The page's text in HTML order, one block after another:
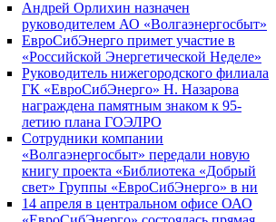
Андрей Орлихин назначен
руководителем АО «Волгаэнергосбыт»
ЕвроСибЭнерго примет участие в
«Российской Энергетической Неделе»
Руководитель нижегородского филиала
ГК «ЕвроСибЭнерго» Н. Назарова
награждена памятным знаком к 95-
летию плана ГОЭЛРО
Сотрудники компании
«Волгаэнергосбыт» передали новую
книгу проекта «Библиотека «Добрый
свет» Группы «ЕвроСибЭнерго» в ни
14 апреля в центральном офисе ОАО